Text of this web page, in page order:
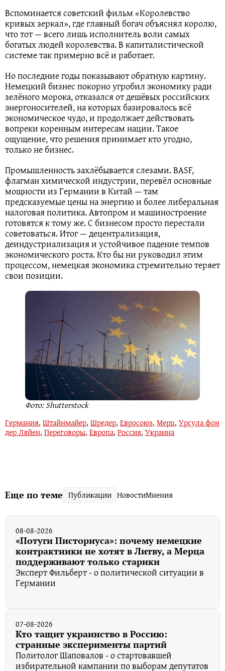
Вспоминается советский фильм «Королевство
кривых зеркал», где главный богач объяснял королю,
что тот — всего лишь исполнитель воли самых
богатых людей королевства. В капиталистической
системе так примерно всё и работает.
Но последние годы показывают обратную картину.
Немецкий бизнес покорно угробил экономику ради
зелёного морока, отказался от дешёвых российских
энергоносителей, на которых базировалось всё
экономическое чудо, и продолжает действовать
вопреки коренным интересам нации. Такое
ощущение, что решения принимает кто угодно,
только не бизнес.
Промышленность захлёбывается слезами. BASF,
флагман химической индустрии, перевёл основные
мощности из Германии в Китай — там
предсказуемые цены на энергию и более либеральная
налоговая политика. Автопром и машиностроение
готовятся к тому же. С бизнесом просто перестали
советоваться. Итог — децентрализация,
деиндустриализация и устойчивое падение темпов
экономического роста. Кто бы ни руководил этим
процессом, немецкая экономика стремительно теряет
свои позиции.
Фото: Shutterstock
Германия, Штайнмайер, Шредер, Евросоюз, Мерц, Урсула фон
дер Ляйен, Переговоры, Европа, Россия, Украина
Еще по теме Публикации НовостиМнения
08-08-2026
«Потуги Писториуса»: почему немецкие
контрактники не хотят в Литву, а Мерца
поддерживают только старики
Эксперт Фильберт - о политической ситуации в
Германии
07-08-2026
Кто тащит украинство в Россию:
странные эксперименты партий
Политолог Шаповалов - о стартовавшей
избирательной кампании по выборам депутатов